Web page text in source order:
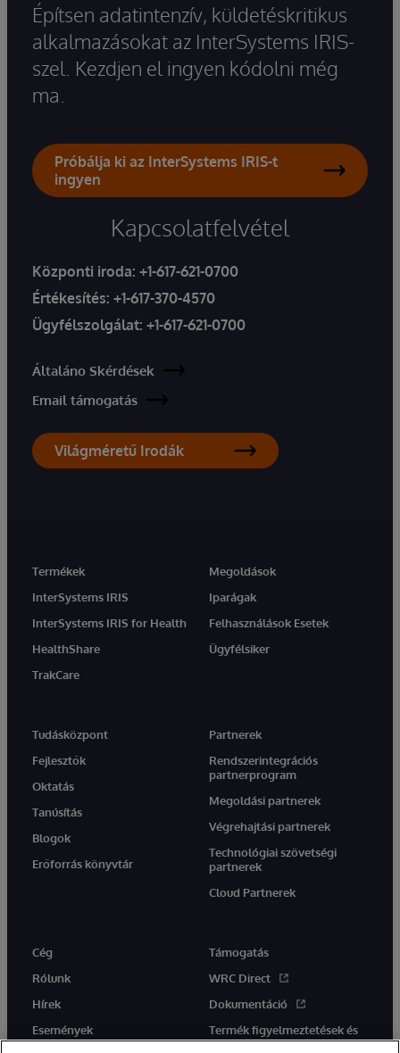
Építsen adatintenzív, küldetéskritikus
alkalmazásokat az InterSystems IRIS-
szel. Kezdjen el ingyen kódolni még
ma.
Próbálja ki az InterSystems IRIS-t
ingyen
Kapcsolatfelvétel
Központi iroda: +1-617-621-0700
Értékesítés: +1-617-370-4570
Ügyfélszolgálat: +1-617-621-0700
Általáno Skérdések
Email támogatás
Világméretű Irodák
Termékek
InterSystems IRIS
InterSystems IRIS for Health
HealthShare
TrakCare
Megoldások
Iparágak
Felhasználások Esetek
Ügyfélsiker
Tudásközpont
Fejlesztők
Oktatás
Tanúsítás
Blogok
Erőforrás könyvtár
Partnerek
Rendszerintegrációs
partnerprogram
Megoldási partnerek
Végrehajtási partnerek
Technológiai szövetségi
partnerek
Cloud Partnerek
Cég
Rólunk
Hírek
Események
Támogatás
WRC Direct
Dokumentáció
Termék figyelmeztetések és
tanácsok